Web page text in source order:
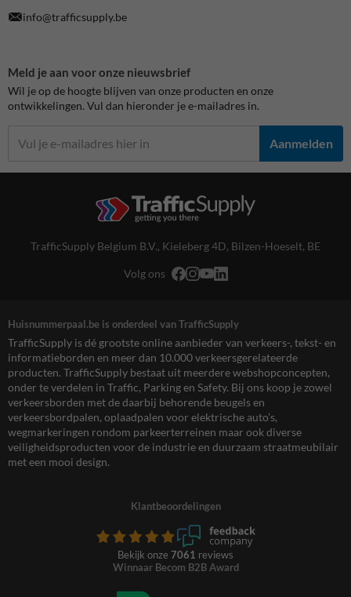
info@trafficsupply.be
Meld je aan voor onze nieuwsbrief
Wil je op de hoogte blijven van onze producten en onze
ontwikkelingen. Vul dan hieronder je e-mailadres in.
Aanmelden
TrafficSupply Belgium B.V., Kieleberg 4D, Bilzen-Hoeselt, BE
Volg ons
Huisnummerpaal.be is onderdeel van TrafficSupply
TrafficSupply is dé grootste online aanbieder van verkeers-, tekst- en
informatieborden en meer dan 10.000 verkeersgerelateerde
producten. TrafficSupply bestaat uit meerdere webshopconcepten,
onder te verdelen in Traffic, Parking en Safety. Bij ons koop je zowel
verkeersborden met de daarbij behorende beugels en
verkeersbordpalen, oplaadpalen voor elektrische auto’s,
wegmarkeringen rondom parkeerterreinen maar ook diverse
veiligheidsproducten voor de industrie en duurzaam straatmeubilair
met een mooi design.
Klantbeoordelingen
Bekijk onze 7061 reviews
Winnaar Becom B2B Award